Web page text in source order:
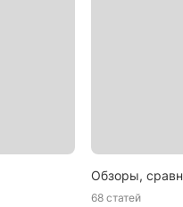
Обзоры,
68 статей